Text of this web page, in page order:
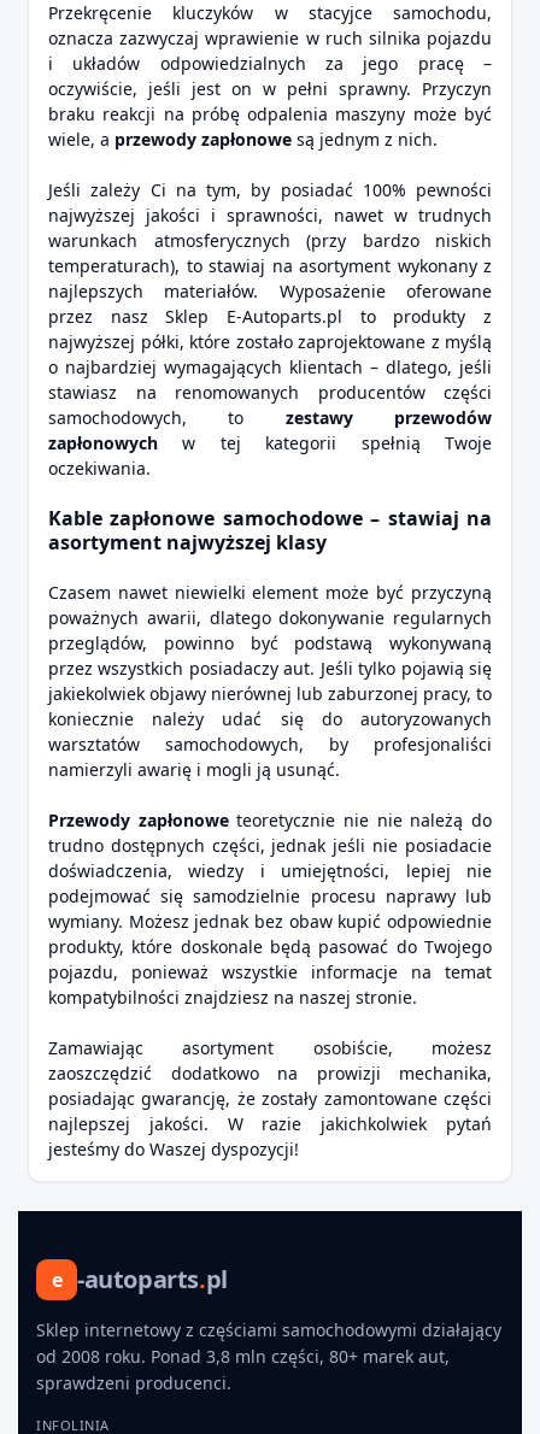
Przekręcenie kluczyków w stacyjce samochodu,
oznacza zazwyczaj wprawienie w ruch silnika pojazdu
i układów odpowiedzialnych za jego pracę –
oczywiście, jeśli jest on w pełni sprawny. Przyczyn
braku reakcji na próbę odpalenia maszyny może być
wiele, a przewody zapłonowe są jednym z nich.
Jeśli zależy Ci na tym, by posiadać 100% pewności
najwyższej jakości i sprawności, nawet w trudnych
warunkach atmosferycznych (przy bardzo niskich
temperaturach), to stawiaj na asortyment wykonany z
najlepszych materiałów. Wyposażenie oferowane
przez nasz Sklep E-Autoparts.pl to produkty z
najwyższej półki, które zostało zaprojektowane z myślą
o najbardziej wymagających klientach – dlatego, jeśli
stawiasz na renomowanych producentów części
samochodowych, to zestawy przewodów
zapłonowych w tej kategorii spełnią Twoje
oczekiwania.
Kable zapłonowe samochodowe – stawiaj na
asortyment najwyższej klasy
Czasem nawet niewielki element może być przyczyną
poważnych awarii, dlatego dokonywanie regularnych
przeglądów, powinno być podstawą wykonywaną
przez wszystkich posiadaczy aut. Jeśli tylko pojawią się
jakiekolwiek objawy nierównej lub zaburzonej pracy, to
koniecznie należy udać się do autoryzowanych
warsztatów samochodowych, by profesjonaliści
namierzyli awarię i mogli ją usunąć.
Przewody zapłonoweteoretycznie nie nie należą do
trudno dostępnych części, jednak jeśli nie posiadacie
doświadczenia, wiedzy i umiejętności, lepiej nie
podejmować się samodzielnie procesu naprawy lub
wymiany. Możesz jednak bez obaw kupić odpowiednie
produkty, które doskonale będą pasować do Twojego
pojazdu, ponieważ wszystkie informacje na temat
kompatybilności znajdziesz na naszej stronie.
Zamawiając asortyment osobiście, możesz
zaoszczędzić dodatkowo na prowizji mechanika,
posiadając gwarancję, że zostały zamontowane części
najlepszej jakości. W razie jakichkolwiek pytań
jesteśmy do Waszej dyspozycji!
e -autoparts.pl
Sklep internetowy z częściami samochodowymi działający
od 2008 roku. Ponad 3,8 mln części, 80+ marek aut,
sprawdzeni producenci.
INFOLINIA